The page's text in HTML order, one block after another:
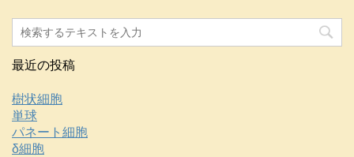
最近の投稿
樹状細胞
単球
パネート細胞
δ細胞